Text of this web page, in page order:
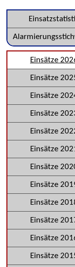
Navigation
überspringen
Navigation
überspringen
Einsätze
Einsätze
Einsätze
Einsätze
Einsätze
Einsätze
Einsätze
Einsätze
Einsätze
Einsätze
Einsätze
Einsätze